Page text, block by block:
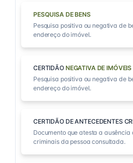
PESQUISA DE BENS
Pesquisa positiva ou negativa de
endereço do imóvel.
CERTIDÃO NEGATIVA DE IMÓVEIS
Pesquisa positiva ou negativa de
endereço do imóvel.
CERTIDÃO DE ANTECEDENTES
Documento que atesta a ausência
criminais da pessoa consultada.